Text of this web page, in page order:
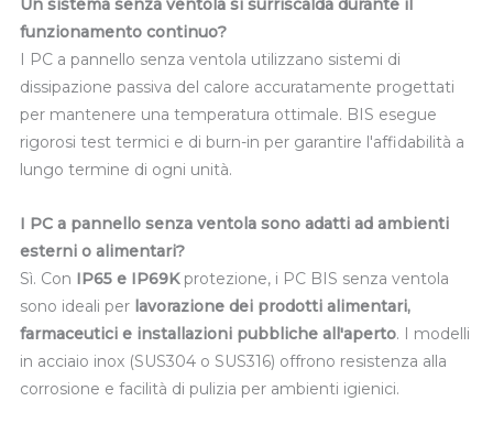
Un sistema senza ventola si surriscalda durante il
funzionamento continuo?
I PC a pannello senza ventola utilizzano sistemi di
dissipazione passiva del calore accuratamente progettati
per mantenere una temperatura ottimale. BIS esegue
rigorosi test termici e di burn-in per garantire l'affidabilità a
lungo termine di ogni unità.
I PC a pannello senza ventola sono adatti ad ambienti
esterni o alimentari?
Sì. Con IP65 e IP69Kprotezione, i PC BIS senza ventola
sono ideali per lavorazione dei prodotti alimentari,
farmaceutici e installazioni pubbliche all'aperto. I modelli
in acciaio inox (SUS304 o SUS316) offrono resistenza alla
corrosione e facilità di pulizia per ambienti igienici.